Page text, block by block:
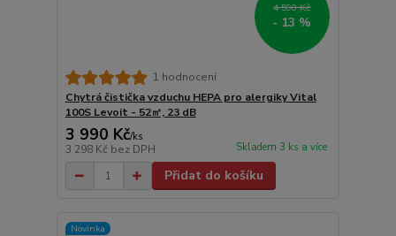
4 590 Kč
- 13 %
1 hodnocení
Chytrá čistička vzduchu HEPA pro alergiky Vital
100S Levoit - 52㎡, 23 dB
3 990 Kč/ks
3 298 Kč bez DPH Skladem 3 ks a více
Přidat do košíku
Novinka